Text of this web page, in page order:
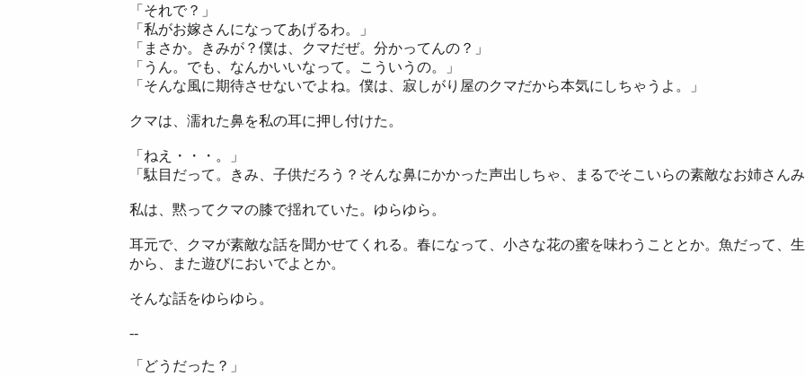
「それで？」
「私がお嫁さんになってあげるわ。」
「まさか。きみが？僕は、クマだぜ。分かってんの？」
「うん。でも、なんかいいなって。こういうの。」
「そんな風に期待させないでよね。僕は、寂しがり屋のクマだから本気にしちゃうよ。」
クマは、濡れた鼻を私の耳に押し付けた。
「ねえ・・・。」
「駄目だって。きみ、子供だろう？そんな鼻にかかった声出しちゃ、まるでそこいらの素敵なお姉さん
私は、黙ってクマの膝で揺れていた。ゆらゆら。
耳元で、クマが素敵な話を聞かせてくれる。春になって、小さな花の蜜を味わうこととか。魚だって、
から、また遊びにおいでよとか。
そんな話をゆらゆら。
--
「どうだった？」